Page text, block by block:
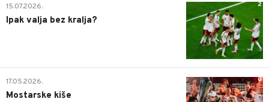
2
15.07.2026.
Ipak valja bez kralja?
0
17.05.2026.
Mostarske kiše